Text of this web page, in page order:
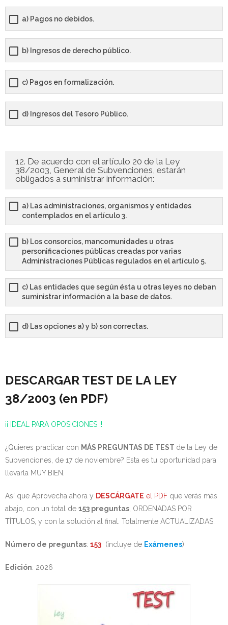
a) Pagos no debidos.
b) Ingresos de derecho público.
c) Pagos en formalización.
d) Ingresos del Tesoro Público.
12. De acuerdo con el artículo 20 de la Ley
38/2003, General de Subvenciones, estarán
obligados a suministrar información:
a) Las administraciones, organismos y entidades
contemplados en el artículo 3.
b) Los consorcios, mancomunidades u otras
personificaciones públicas creadas por varias
Administraciones Públicas regulados en el artículo 5.
c) Las entidades que según ésta u otras leyes no deban
suministrar información a la base de datos.
d) Las opciones a) y b) son correctas.
DESCARGAR TEST DE LA LEY
38/2003 (en PDF)
¡¡ IDEAL PARA OPOSICIONES !!
¿Quieres practicar con MÁS PREGUNTAS DE TEST de la Ley de
Subvenciones, de 17 de noviembre? Esta es tu oportunidad para
llevarla MUY BIEN.
Así que Aprovecha ahora y DESCÁRGATE el PDF que verás más
abajo, con un total de 153 preguntas , ORDENADAS POR
TÍTULOS, y con la solución al final. Totalmente ACTUALIZADAS.
Número de preguntas: 153 (incluye de Exámenes)
Edición: 2026